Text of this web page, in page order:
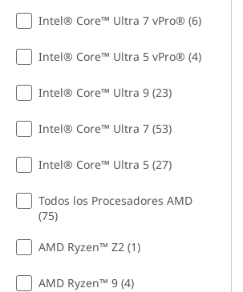
Intel® Core™ Ultra 7 vPro® (6)
Intel® Core™ Ultra 5 vPro® (4)
Intel® Core™ Ultra 9 (23)
Intel® Core™ Ultra 7 (53)
Intel® Core™ Ultra 5 (27)
Todos los Procesadores AMD
(75)
AMD Ryzen™ Z2 (1)
AMD Ryzen™ 9 (4)